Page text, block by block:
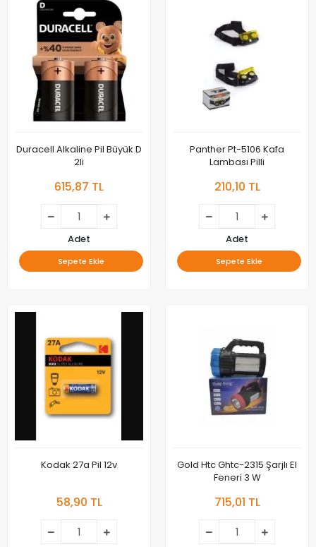
Duracell Alkaline Pil Büyük D
2li
615,87 TL
Adet
Sepete Ekle
Panther Pt-5106 Kafa
Lambası Pilli
210,10 TL
Adet
Sepete Ekle
Kodak 27a Pil 12v
58,90 TL
Gold Htc Ghtc-2315 Şarjlı El
Feneri 3 W
715,01 TL